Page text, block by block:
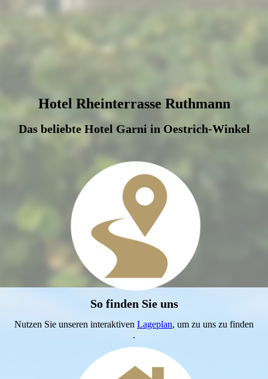
Hotel Rheinterrasse Ruthmann
Das beliebte Hotel Garni in Oestrich-Winkel
So finden Sie uns
Nutzen Sie unseren interaktiven Lageplan, um zu uns zu finden
.